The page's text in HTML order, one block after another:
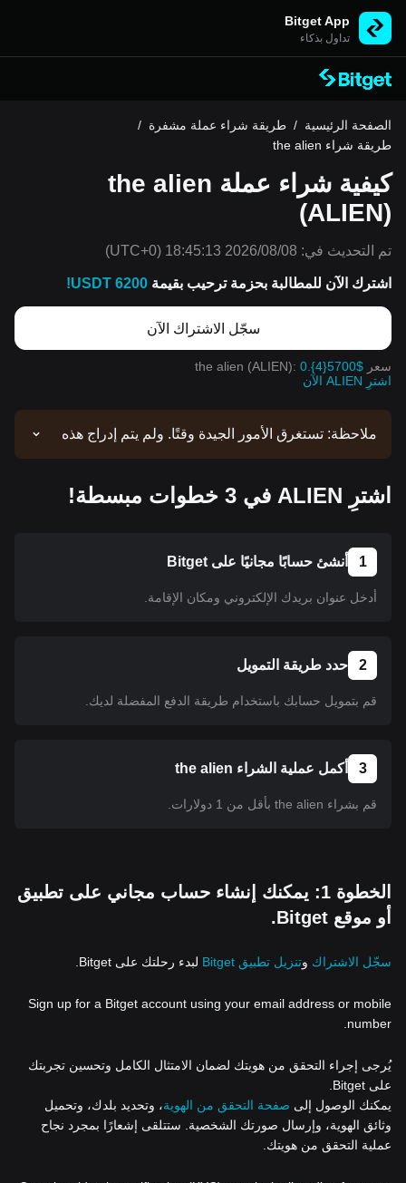
Bitget App
تداول بذكاء
الصفحة الرئيسية / طريقة شراء عملة مشفرة /
طريقة شراء the alien
كيفية شراء عملة the alien
(ALIEN)
تم التحديث في: 2026/08/08 18:45:13
(UTC+0)
اشترك الآن للمطالبة بحزمة ترحيب بقيمة 6200 USDT!
سجّل الاشتراك الآن
سعر the alien (ALIEN): 0.{4}5700$
اشترِ ALIEN الآن
ملاحظة: تستغرق الأمور الجيدة وقتًا. ولم يتم إدراج هذه
منصة Bitget، يمكنك اتباع البرنامج التعليمي الخاص بنا
لشرائها. كما ينطبق البرنامج التعليمي نفسه على جميع
اشترِ ALIEN في 3 خطوات مبسطة!
1 أنشئ حسابًا مجانيًا على Bitget
أدخل عنوان بريدك الإلكتروني ومكان الإقامة.
2 حدد طريقة التمويل
قم بتمويل حسابك باستخدام طريقة الدفع المفضلة لديك.
3 أكمل عملية الشراء the alien
قم بشراء the alien بأقل من 1 دولارات.
الخطوة 1: يمكنك إنشاء حساب مجاني على تطبيق
أو موقع Bitget.
سجّل الاشتراك وتنزيل تطبيق Bitget لبدء رحلتك على Bitget.
Sign up for a Bitget account using your email address or mobile
number.
يُرجى إجراء التحقق من هويتك لضمان الامتثال الكامل وتحسين تجربتك
على Bitget.
يمكنك الوصول إلى صفحة التحقق من الهوية، وتحديد بلدك، وتحميل
وثائق الهوية، وإرسال صورتك الشخصية. ستتلقى إشعارًا بمجرد نجاح
عملية التحقق من هويتك.